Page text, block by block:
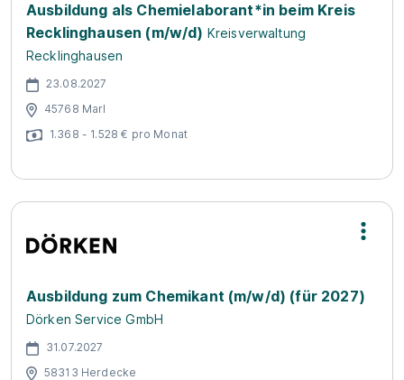
Ausbildung als Chemielaborant*in beim Kreis
Recklinghausen (m/w/d) Kreisverwaltung
Recklinghausen
23.08.2027
45768 Marl
1.368 - 1.528 € pro Monat
Ausbildung zum Chemikant (m/w/d) (für 2027)
Dörken Service GmbH
31.07.2027
58313 Herdecke